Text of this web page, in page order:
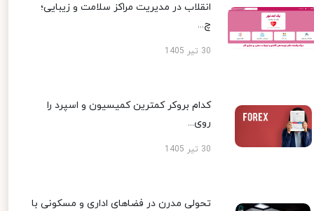
انقلاب در مدیریت مراکز سلامت و زیبایی؛
چ...
30 تیر 1405
کدام بروکر کمترین کمیسیون و اسپرد را
روی...
30 تیر 1405
تحولی مدرن در فضاهای اداری و مسکونی با